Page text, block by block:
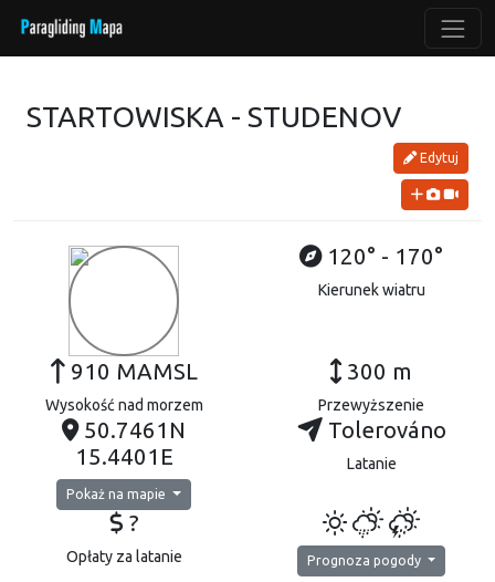
STARTOWISKA - STUDENOV
Edytuj
120° - 170°
Kierunek wiatru
910 MAMSL
Wysokość nad morzem
300 m
Przewyższenie
50.7461N
15.4401E
Pokaż na mapie
Tolerováno
Latanie
?
Opłaty za latanie Prognoza pogody